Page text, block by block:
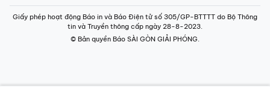
Giấy phép hoạt động Báo in và Báo Điện tử số 305/GP-BTTTT do Bộ Thông
tin và Truyền thông cấp ngày 28-8-2023.
© Bản quyền Báo SÀI GÒN GIẢI PHÓNG.